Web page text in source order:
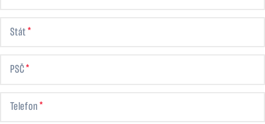
Stát
PSČ
Telefon